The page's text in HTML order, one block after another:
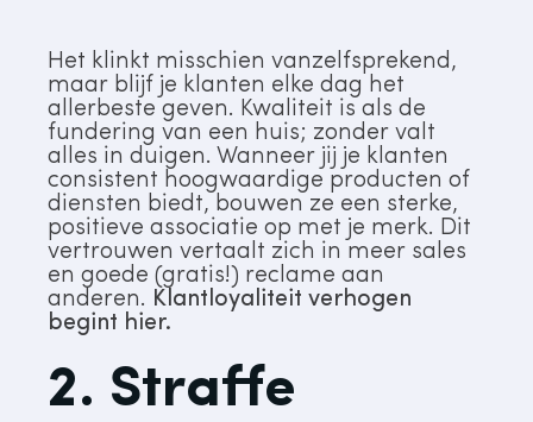
Het klinkt misschien vanzelfsprekend,
maar blijf je klanten elke dag het
allerbeste geven. Kwaliteit is als de
fundering van een huis; zonder valt
alles in duigen. Wanneer jij je klanten
consistent hoogwaardige producten of
diensten biedt, bouwen ze een sterke,
positieve associatie op met je merk. Dit
vertrouwen vertaalt zich in meer sales
en goede (gratis!) reclame aan
anderen. Klantloyaliteit verhogen
begint hier.
2. Straffe